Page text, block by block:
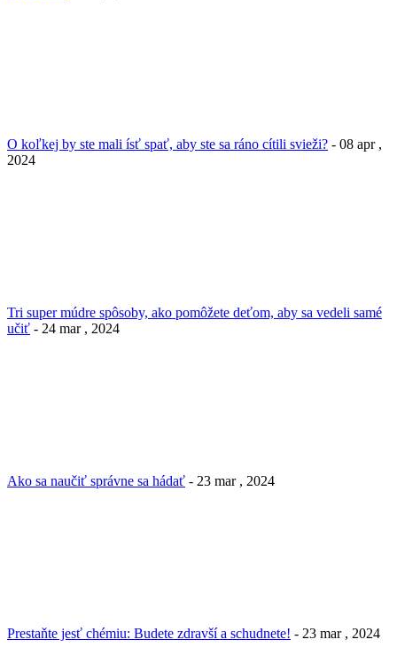
O koľkej by ste mali ísť spať, aby ste sa ráno cítili svieži? - 08 apr ,
2024
Tri super múdre spôsoby, ako pomôžete deťom, aby sa vedeli samé
učiť - 24 mar , 2024
Ako sa naučiť správne sa hádať - 23 mar , 2024
Prestaňte jesť chémiu: Budete zdravší a schudnete! - 23 mar , 2024